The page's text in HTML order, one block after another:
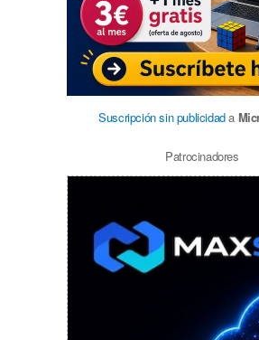
Suscripción sin publicidada
Patrocinadores